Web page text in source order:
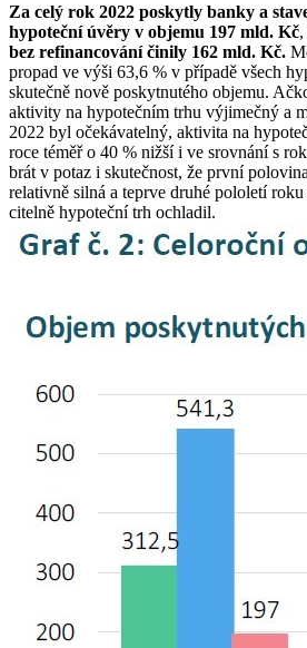
Za celý rok 2022 poskytly banky a
hypoteční úvěry v objemu 197 mld. Kč
bez refinancování činily 162 mld. Kč.
propad ve výši 63,6 % v případě všech
skutečně nově poskytnutého objemu.
aktivity na hypotečním trhu výjimečný a
2022 byl očekávatelný, aktivita na
roce téměř o 40 % nižší i ve srovnání s
brát v potaz i skutečnost, že první
relativně silná a teprve druhé pololetí
citelně hypoteční trh ochladil.